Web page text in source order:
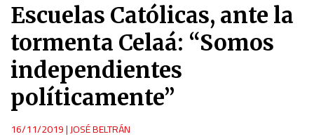
Escuelas Católicas, ante la
tormenta Celaá: “Somos
independientes
políticamente”
16/11/2019| JOSÉ BELTRÁN